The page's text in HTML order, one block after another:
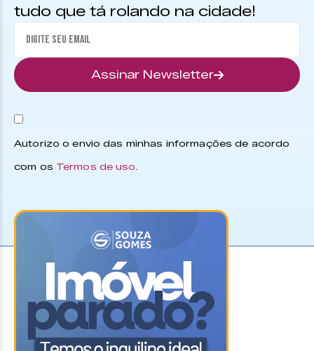
tudo que tá rolando na cidade!
Assinar Newsletter
Autorizo o envio das minhas informações de acordo
com os Termos de uso.